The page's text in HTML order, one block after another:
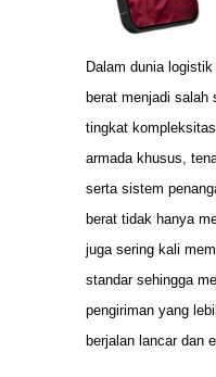
Dalam dunia
berat menjadi salah
tingkat
armada khusus,
serta sistem
berat tidak hanya
juga sering kali
standar sehingga
pengiriman yang
berjalan lancar dan